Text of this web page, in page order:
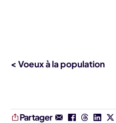
< Voeux à la population
Partager